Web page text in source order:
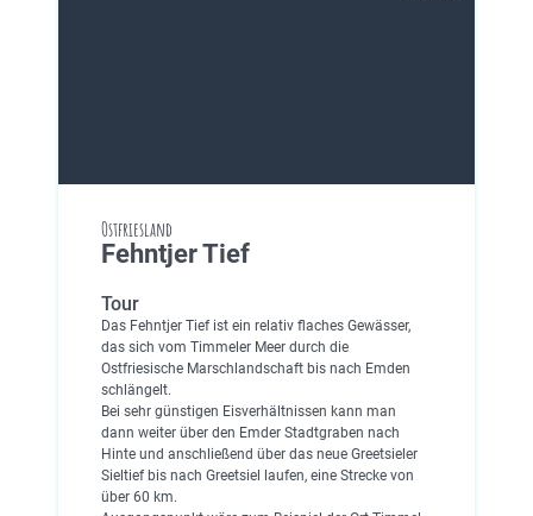
Ostfriesland
Fehntjer Tief
Tour
Das Fehntjer Tief ist ein relativ flaches Gewässer,
das sich vom Timmeler Meer durch die
Ostfriesische Marschlandschaft bis nach Emden
schlängelt.
Bei sehr günstigen Eisverhältnissen kann man
dann weiter über den Emder Stadtgraben nach
Hinte und anschließend über das neue Greetsieler
Sieltief bis nach Greetsiel laufen, eine Strecke von
über 60 km.